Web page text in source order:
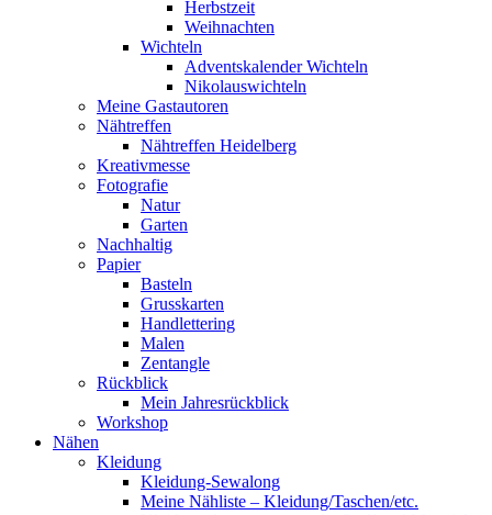
Herbstzeit
Weihnachten
Wichteln
Adventskalender Wichteln
Nikolauswichteln
Meine Gastautoren
Nähtreffen
Nähtreffen Heidelberg
Kreativmesse
Fotografie
Natur
Garten
Nachhaltig
Papier
Basteln
Grusskarten
Handlettering
Malen
Zentangle
Rückblick
Mein Jahresrückblick
Workshop
Nähen
Kleidung
Kleidung-Sewalong
Meine Nähliste – Kleidung/Taschen/etc.